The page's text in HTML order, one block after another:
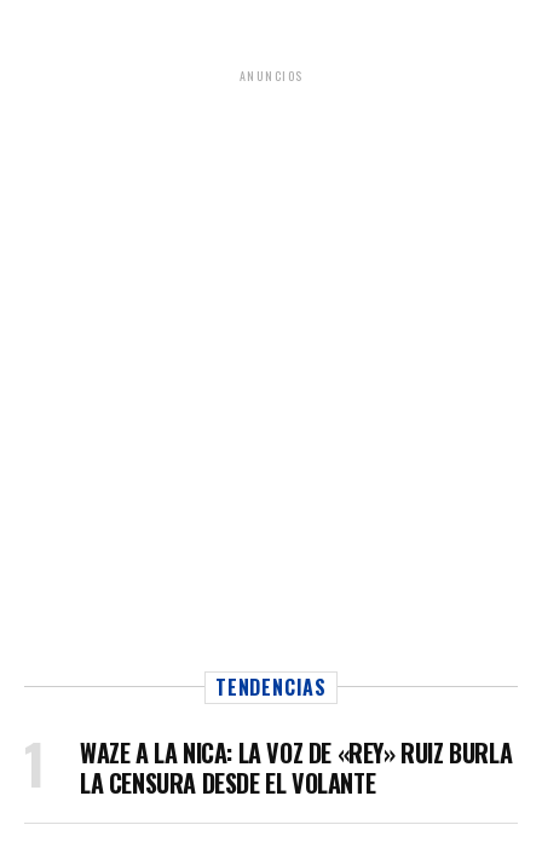
ANUNCIOS
TENDENCIAS
WAZE A LA NICA: LA VOZ DE «REY» RUIZ BURLA
LA CENSURA DESDE EL VOLANTE